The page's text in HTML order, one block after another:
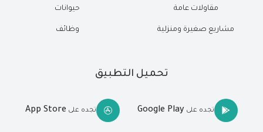
مقاولات عامة
مشاريع صغيرة ومنزلية
حيوانات
وظائف
تحميل التطبيق
تجده على Google Play تجده على App Store